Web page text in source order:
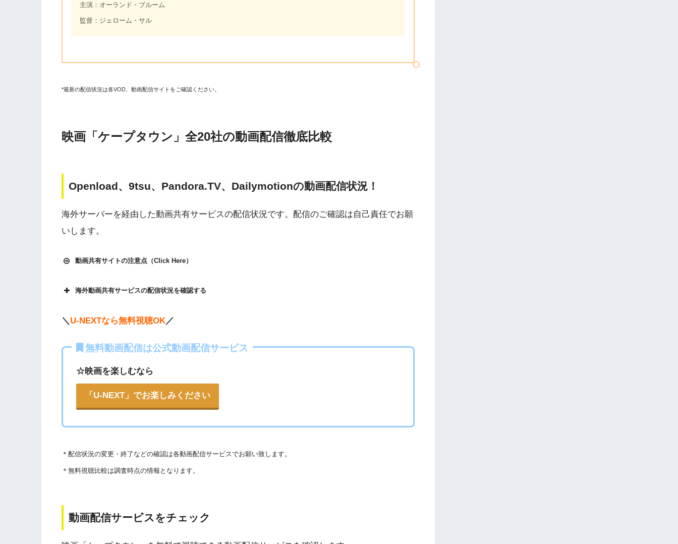
主演：オーランド・ブルーム
監督：ジェローム・サル
*最新の配信状況は各VOD、動画配信サイトをご確認ください。
映画「ケープタウン」全20社の動画配信徹底比較
Openload、9tsu、Pandora.TV、Dailymotionの動画配信状況！
海外サーバーを経由した動画共有サービスの配信状況です。配信のご確認は自己責任でお願
いします。
動画共有サイトの注意点（Click Here）
権を侵害している恐れがあります。
法律に触れることはもちろん、フィッシング詐欺やウイルス感染によるスマホ・パソコントラブルの原因とな
こうした動画共有サイトでの動画の視聴は控える事をおすすめします。
また、著作権については、保護の・違反に対しての厳罰化の法改正がされました。（詳しくは「
WEBサイト参照）
著作物の取り扱いについては注意喚起が「公益社団法人著作物情報センター」と「日本民間放送連盟」からも
海外動画共有サービスの配信状況を確認する
各動画共有サイトを実際に確認する
▶︎Openload(アクセスブロック中）
＼ U-NEXTなら無料視聴OK／
無料動画配信は公式動画配信サービス
☆映画を楽しむなら
「U-NEXT」でお楽しみください
＊ 配信状況の変更・終了などの確認は各動画配信サービスでお願い致します。
＊無料視聴比較は調査時点の情報となります。
動画配信サービスをチェック